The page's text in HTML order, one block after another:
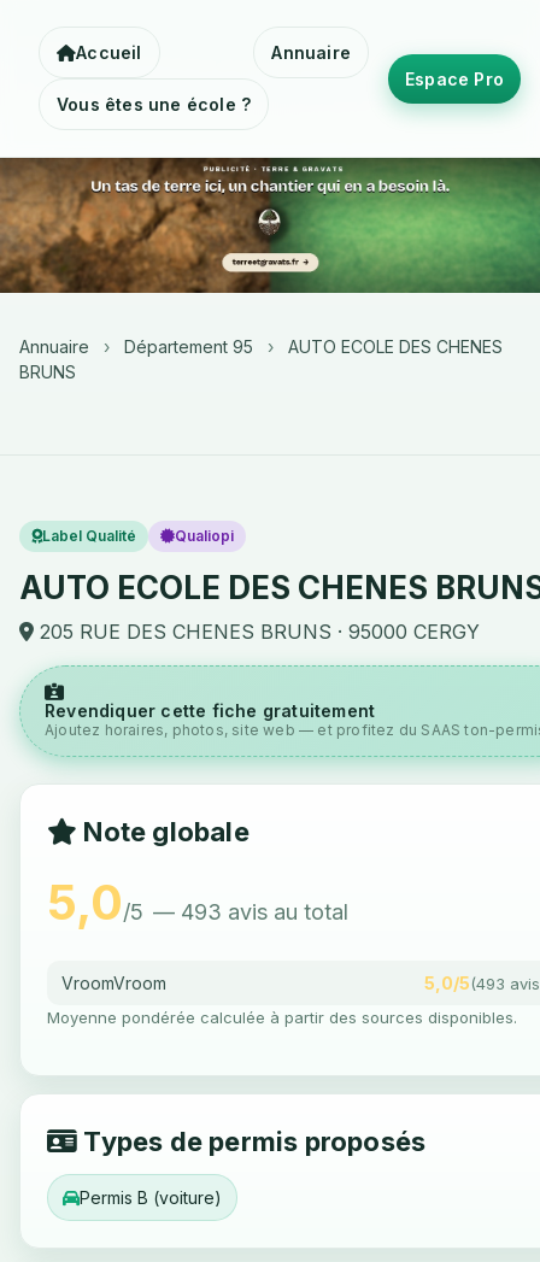
Accueil Annuaire
Vous êtes une école ?
Espace Pro
Annuaire › Département 95 ›
AUTO ECOLE DES CHENES
BRUNS
Label Qualité Qualiopi
AUTO ECOLE DES CHENES
205 RUE DES CHENES BRUNS · 95000 CERGY
Revendiquer cette fiche gratuitement
Ajoutez horaires, photos, site web — et profitez du SAAS ton-
Note globale
5,0/5 — 493 avis au total
VroomVroom 5,0/5(493
Moyenne pondérée calculée à partir des sources disponibles.
Types de permis proposés
Permis B (voiture)